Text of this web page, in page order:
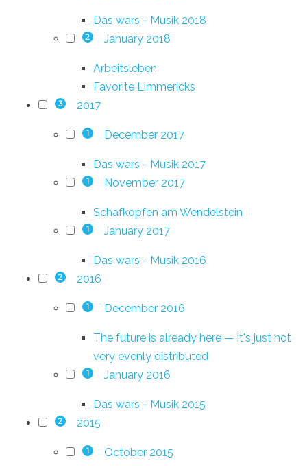
Das wars - Musik 2018
2 January 2018
Arbeitsleben
Favorite Limmericks
3 2017
1 December 2017
Das wars - Musik 2017
1 November 2017
Schafkopfen am Wendelstein
1 January 2017
Das wars - Musik 2016
2 2016
1 December 2016
The future is already here — it's just not
very evenly distributed
1 January 2016
Das wars - Musik 2015
2 2015
1 October 2015